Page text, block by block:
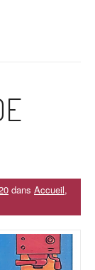
dans Accueil,